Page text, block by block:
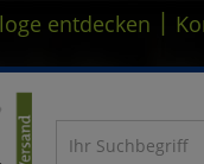
entdecken |